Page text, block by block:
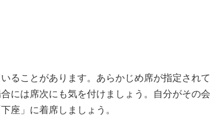
ることがあります。あらかじめ席が指定されて
には席次にも気を付けましょう。自分がその会
座」に着席しましょう。